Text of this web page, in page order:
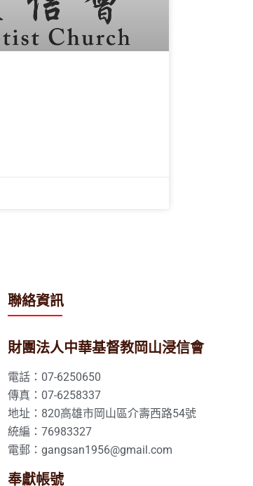
聯絡資訊
財團法人中華基督教岡山浸信會
電話：07-6250650
傳真：07-6258337
地址：820高雄市岡山區介壽西路54號
統編：76983327
電郵：gangsan1956@gmail.com
奉獻帳號